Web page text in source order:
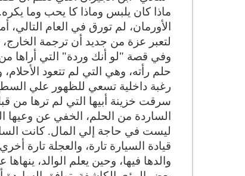
ماذا كان يلبس وماذا كا يحب وما
الأورمان، لم تورق في العام
لتعبر عزة من جديد أن ترجمة
وفي قصة "لو أنك وردة" التي أراها
حلم رأته، وهي التي لم تتعود
رغبة داخلية تسعي للظهور علي
سرقت خزينة أبيها التي لم ترها من
الساردة من الحلم، الخفي عن وعيها
ليست في حاجة إلي المال. كانت
قيادة السيارة تارة، والعجلة تارة
والدها فيها، وحين يعلم الوالد،